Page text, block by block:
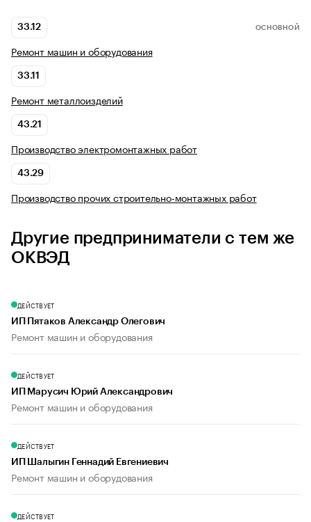
33.12 ОСНОВНОЙ
Ремонт машин и оборудования
33.11
Ремонт металлоизделий
43.21
Производство электромонтажных работ
43.29
Производство прочих строительно-монтажных работ
Другие предприниматели с тем же
ОКВЭД
ДЕЙСТВУЕТ
ИП Пятаков Александр Олегович
Ремонт машин и оборудования
ДЕЙСТВУЕТ
ИП Марусич Юрий Александрович
Ремонт машин и оборудования
ДЕЙСТВУЕТ
ИП Шалыгин Геннадий Евгениевич
Ремонт машин и оборудования
ДЕЙСТВУЕТ